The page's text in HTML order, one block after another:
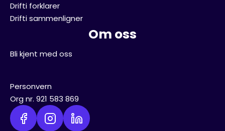
Drifti forklarer
Drifti sammenligner
Om oss
Bli kjent med oss
Personvern
Org nr. 921 583 869